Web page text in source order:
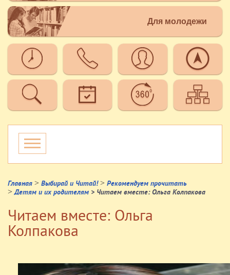
Для молодежи
Главная > Выбирай и Читай! > Рекомендуем прочитать
>Детям и их родителям > Читаем вместе: Ольга Колпакова
Читаем вместе: Ольга
Колпакова